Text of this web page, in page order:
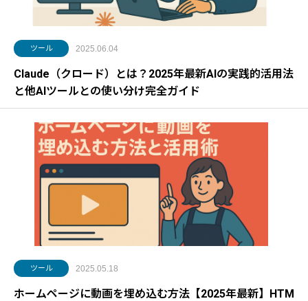
ツール 2025.06.04
Claude（クロード）とは？2025年最新AIの実践的活用法
と他AIツールとの使い分け完全ガイド
ツール 2025.05.18
ホームページに動画を埋め込む方法【2025年最新】HTM